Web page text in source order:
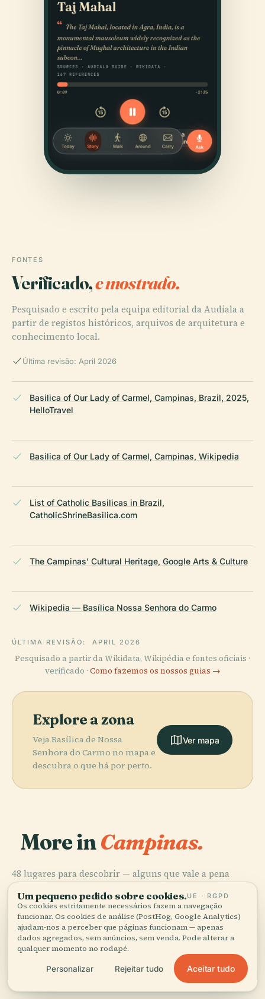
FONTES
Verificado,e mostrado.
Pesquisado e escrito pela equipa editorial da Audiala a
partir de registos históricos, arquivos de arquitetura e
conhecimento local.
Última revisão: April 2026
Basilica of Our Lady of Carmel, Campinas, Brazil, 2025,
HelloTravel
Basilica of Our Lady of Carmel, Campinas, Wikipedia
List of Catholic Basilicas in Brazil,
CatholicShrineBasilica.com
The Campinas’ Cultural Heritage, Google Arts & Culture
Wikipedia — Basílica Nossa Senhora do Carmo
ÚLTIMA REVISÃO: APRIL 2026
Pesquisado a partir da Wikidata, Wikipédia e fontes oficiais ·
verificado · Como fazemos os nossos guias →
Explore a zona
Veja Basílica de Nossa
Senhora do Carmo no mapa e
descubra o que há por perto.
Ver mapa
More inCampinas.
48 lugares para descobrir — alguns que vale a pena
combinar.
PLACE
Praça Arautos
da Paz
PLACE
Torre do
Castelo
PLACE
Ouro Verde
Praça Carlos
Gomes
Todos os 48 lugares em Campinas
Um pequeno pedido sobre cookies.UE · RGPD
Os cookies estritamente necessários fazem a navegação
funcionar. Os cookies de análise (PostHog, Google Analytics)
ajudam-nos a perceber que páginas funcionam — apenas
dados agregados, sem anúncios, sem venda. Pode alterar a
qualquer momento no rodapé.
Personalizar Rejeitar tudo Aceitar tudo